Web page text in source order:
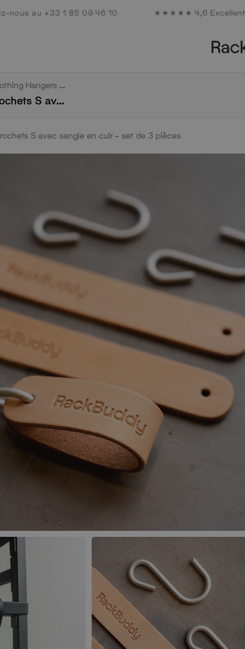
nous au +33 1 85 09 46 10 ★★★★★ 4,6 Excellent
RackBuddy Clothing Hangers & Hooks
Original Crochets S avec sangle en cuir – set de 3 pièces
S avec sangle en cuir – set de 3 pièces